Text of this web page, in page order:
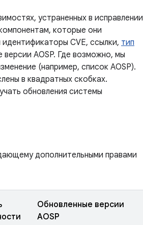
устраненных в исправлении
которые они
CVE, ссылки, тип
AOSP. Где возможно, мы
(например, список AOSP).
в квадратных скобках.
обновления системы
дополнительными правами
Обновленные версии
AOSP